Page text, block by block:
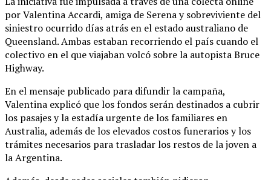
por Valentina Accardi, amiga de Serena y sobreviviente del
siniestro ocurrido días atrás en el estado australiano de
Queensland. Ambas estaban recorriendo el país cuando el
colectivo en el que viajaban volcó sobre la autopista Bruce
Highway.
En el mensaje publicado para difundir la campaña,
Valentina explicó que los fondos serán destinados a cubrir
los pasajes y la estadía urgente de los familiares en
Australia, además de los elevados costos funerarios y los
trámites necesarios para trasladar los restos de la joven a
la Argentina.